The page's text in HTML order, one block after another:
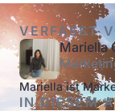
VERFASST
Mariella
Mariella ist
IN DIESEM